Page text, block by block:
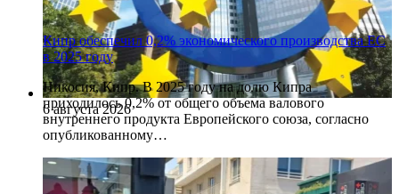
6 августа 2026
Кипр обеспечил 0,2% экономического производства ЕС
в 2025 году
Никосия, Кипр. В 2025 году на долю Кипра
приходилось 0,2% от общего объема валового
внутреннего продукта Европейского союза, согласно
опубликованному…